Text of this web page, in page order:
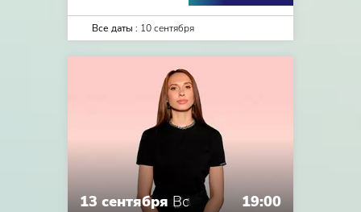
Все даты : 10 сентября
13 сентября Вс 19:00